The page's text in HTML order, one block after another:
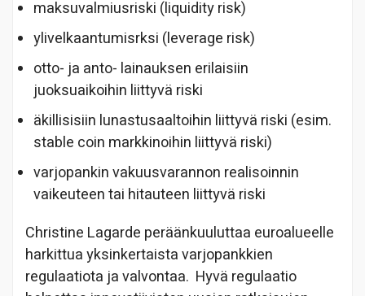
maksuvalmiusriski (liquidity risk)
ylivelkaantumisrksi (leverage risk)
otto- ja anto- lainauksen erilaisiin
juoksuaikoihin liittyvä riski
äkillisisiin lunastusaaltoihin liittyvä riski (esim.
stable coin markkinoihin liittyvä riski)
varjopankin vakuusvarannon realisoinnin
vaikeuteen tai hitauteen liittyvä riski
Christine Lagarde peräänkuuluttaa euroalueelle
harkittua yksinkertaista varjopankkien
regulaatiota ja valvontaa. Hyvä regulaatio